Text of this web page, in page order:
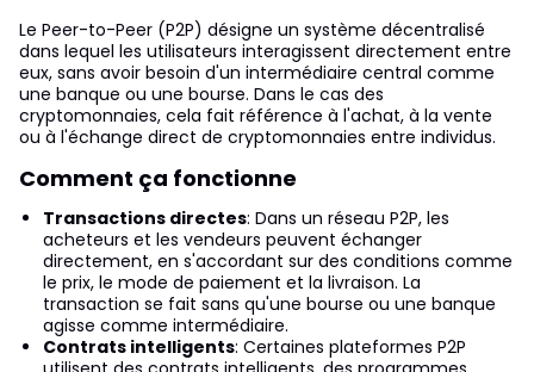
Le Peer-to-Peer (P2P) désigne un système décentralisé
dans lequel les utilisateurs interagissent directement entre
eux, sans avoir besoin d'un intermédiaire central comme
une banque ou une bourse. Dans le cas des
cryptomonnaies, cela fait référence à l'achat, à la vente
ou à l'échange direct de cryptomonnaies entre individus.
Comment ça fonctionne
Transactions directes: Dans un réseau P2P, les
acheteurs et les vendeurs peuvent échanger
directement, en s'accordant sur des conditions comme
le prix, le mode de paiement et la livraison. La
transaction se fait sans qu'une bourse ou une banque
agisse comme intermédiaire.
Contrats intelligents: Certaines plateformes P2P